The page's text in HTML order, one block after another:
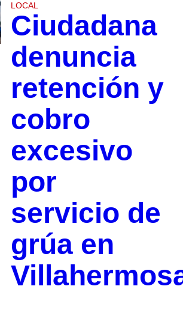
LOCAL
Ciudadana
denuncia
retención y
cobro
excesivo
por
servicio de
grúa en